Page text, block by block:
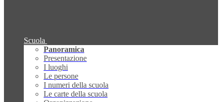
Scuola
Panoramica
Presentazione
I luoghi
Le persone
I numeri della scuola
Le carte della scuola